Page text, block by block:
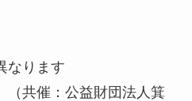
なります
（共催：公益財団法人箕